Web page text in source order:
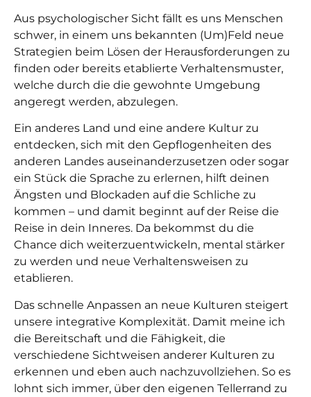
Aus psychologischer Sicht fällt es uns Menschen
schwer, in einem uns bekannten (Um)Feld neue
Strategien beim Lösen der Herausforderungen zu
finden oder bereits etablierte Verhaltensmuster,
welche durch die die gewohnte Umgebung
angeregt werden, abzulegen.
Ein anderes Land und eine andere Kultur zu
entdecken, sich mit den Gepflogenheiten des
anderen Landes auseinanderzusetzen oder sogar
ein Stück die Sprache zu erlernen, hilft deinen
Ängsten und Blockaden auf die Schliche zu
kommen – und damit beginnt auf der Reise die
Reise in dein Inneres. Da bekommst du die
Chance dich weiterzuentwickeln, mental stärker
zu werden und neue Verhaltensweisen zu
etablieren.
Das schnelle Anpassen an neue Kulturen steigert
unsere integrative Komplexität. Damit meine ich
die Bereitschaft und die Fähigkeit, die
verschiedene Sichtweisen anderer Kulturen zu
erkennen und eben auch nachzuvollziehen. So es
lohnt sich immer, über den eigenen Tellerrand zu